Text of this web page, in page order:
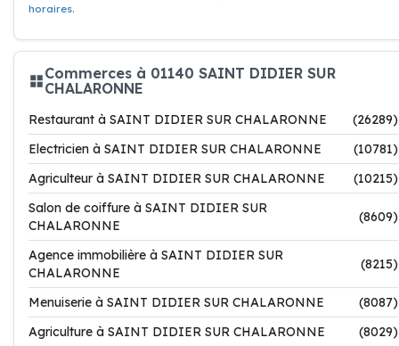
horaires.
Commerces à 01140 SAINT DIDIER SUR
CHALARONNE
Restaurant à SAINT DIDIER SUR CHALARONNE
(26289)
Electricien à SAINT DIDIER SUR CHALARONNE
(10781)
Agriculteur à SAINT DIDIER SUR CHALARONNE
(10215)
Salon de coiffure à SAINT DIDIER SUR
CHALARONNE
(8609)
Agence immobilière à SAINT DIDIER SUR
CHALARONNE
(8215)
Menuiserie à SAINT DIDIER SUR CHALARONNE
(8087)
Agriculture à SAINT DIDIER SUR CHALARONNE
(8029)